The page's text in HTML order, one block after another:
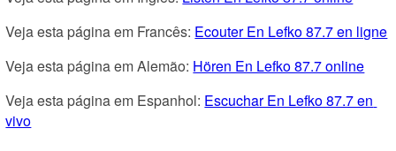
Veja esta página em Francês: Ecouter En Lefko 87.7 en ligne
Veja esta página em Alemão: Hören En Lefko 87.7 online
Veja esta página em Espanhol: Escuchar En Lefko 87.7 en
vivo